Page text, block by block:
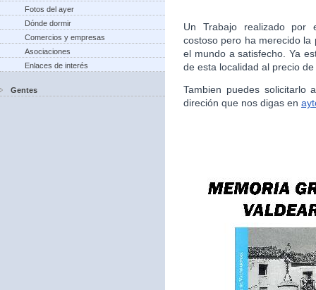
Fotos del ayer
Dónde dormir
Comercios y empresas
Asociaciones
Enlaces de interés
Gentes
Un Trabajo realizado por
costoso pero ha merecido
el mundo a satisfecho. Ya
de esta localidad al precio
Tambien puedes
direción que nos digas en